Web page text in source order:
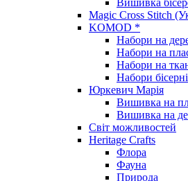
Magic Cross Stitch
KOMOD *
Набори на
Набори на
Набори на
Набори бісерні
Юркевич Марія
Вишивка на
Вишивка на
Світ можливостей
Heritage Crafts
Флора
Фауна
Природа